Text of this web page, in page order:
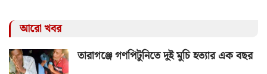
আরো খবর
তারাগঞ্জে গণপিটুনিতে দুই মুচি হত্যার এক বছর